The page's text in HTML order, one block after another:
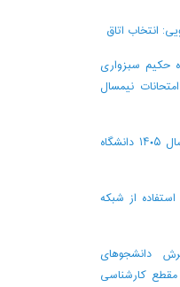
انتخاب اتاق
حکیم سبزواری
نیمسال
اطلاعیه برگزاری ترم تابستان سال ۱۴۰۵ دانشگاه
از شبکه
دانشجو‌های
مقطع کارشناسی